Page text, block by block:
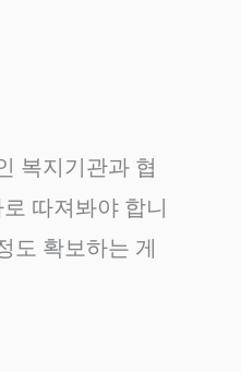
복지기관과 협
따져봐야 합니
도 확보하는 게